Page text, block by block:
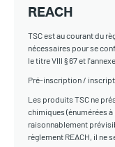
REACH
TSC est au courant du
nécessaires pour se
le titre VIII § 67 et l'annexe
Pré-inscription /
Les produits TSC ne
chimiques (énumérées
raisonnablement
règlement REACH, il ne